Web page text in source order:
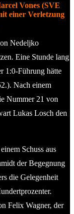
Vones (SVE
einer Verletzung
Nedeljko
Eine Stunde lang
1:0-Führung hätte
Nach einem
Nummer 21 von
Lukas Losch den
Schuss aus
der Begegnung
die Gelegenheit
Felix Wagner, der